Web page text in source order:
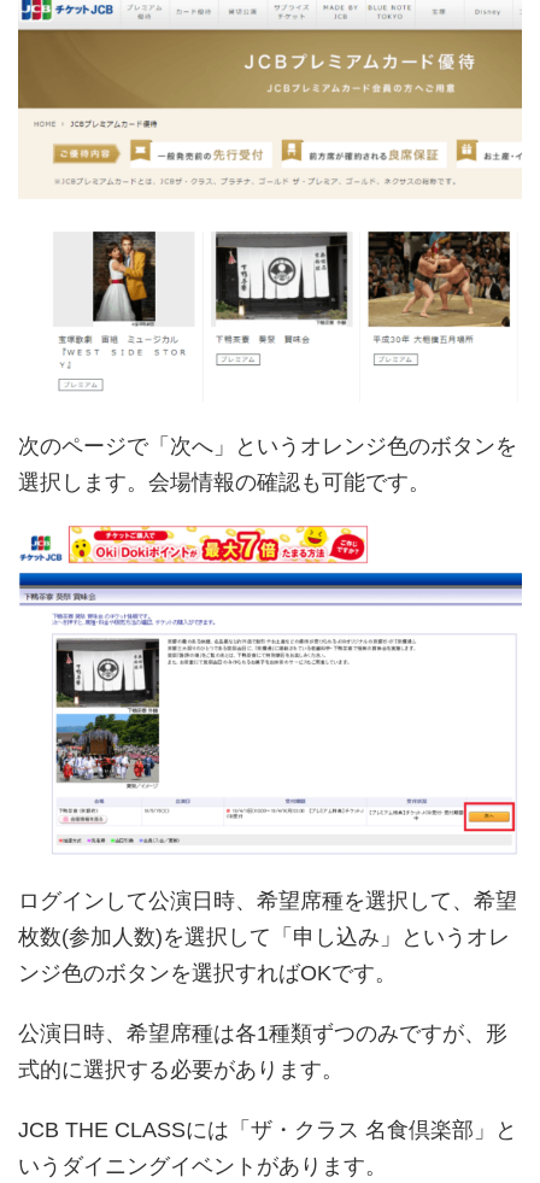
次のページで「次へ」というオレンジ色のボタンを
選択します。会場情報の確認も可能です。
ログインして公演日時、希望席種を選択して、希望
枚数(参加人数)を選択して「申し込み」というオレ
ンジ色のボタンを選択すればOKです。
公演日時、希望席種は各1種類ずつのみですが、形
式的に選択する必要があります。
JCB THE CLASSには「ザ・クラス 名食倶楽部」と
いうダイニングイベントがあります。